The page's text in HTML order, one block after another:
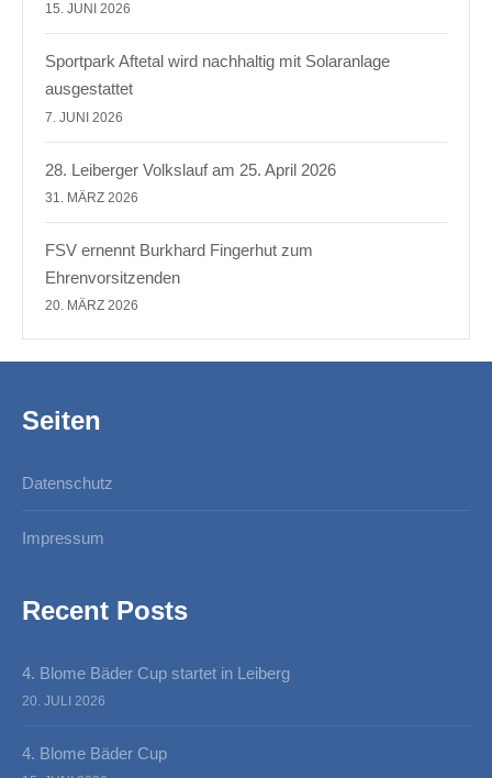
15. JUNI 2026
Sportpark Aftetal wird nachhaltig mit Solaranlage
ausgestattet
7. JUNI 2026
28. Leiberger Volkslauf am 25. April 2026
31. MÄRZ 2026
FSV ernennt Burkhard Fingerhut zum
Ehrenvorsitzenden
20. MÄRZ 2026
Seiten
Datenschutz
Impressum
Recent Posts
4. Blome Bäder Cup startet in Leiberg
20. JULI 2026
4. Blome Bäder Cup